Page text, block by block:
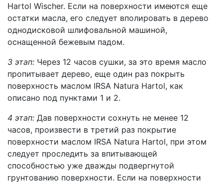
Hartol Wischer. Если на поверхности имеются еще
остатки масла, его следует вполировать в дерево
однодисковой шлифовальной машиной,
оснащенной бежевым падом.
3 этап: Через 12 часов сушки, за это время масло
пропитывает дерево, еще один раз покрыть
поверхность маслом IRSA Natura Hartol, как
описано под пунктами 1 и 2.
4 этап: Дав поверхности сохнуть не менее 12
часов, произвести в третий раз покрытие
поверхности маслом IRSA Natura Hartol, при этом
следует проследить за впитывающей
способностью уже дважды подвергнутой
грунтованию поверхности. Если на поверхности